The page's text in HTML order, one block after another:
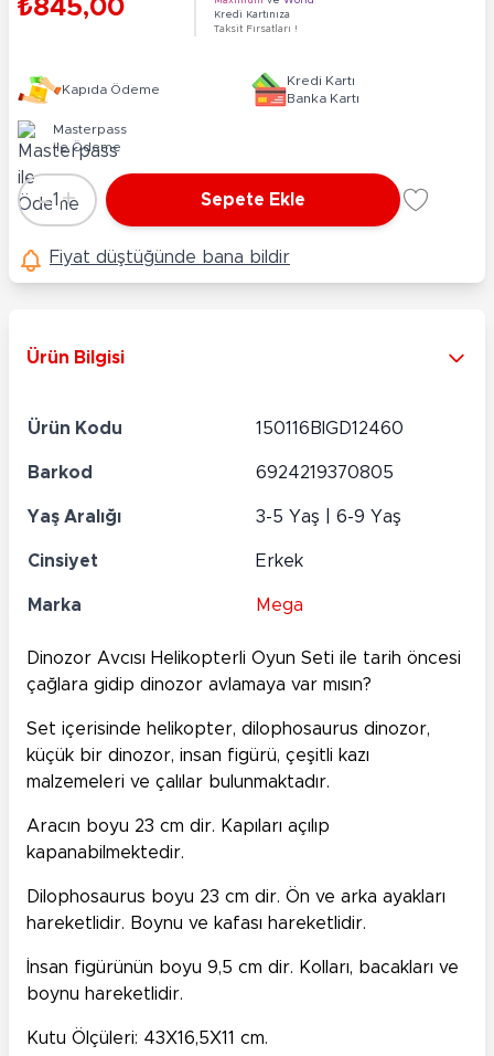
₺845,00
Kredi Kartınıza
Taksit Fırsatları !
Kapıda Ödeme
Kredi Kartı
Banka Kartı
Masterpass
ile Ödeme
Adet
-1 + Sepete Ekle
Fiyat düştüğünde bana bildir
Ürün Bilgisi
Ürün Kodu 150116BIGD12460
Barkod 6924219370805
Yaş Aralığı 3-5 Yaş | 6-9 Yaş
Cinsiyet Erkek
Marka Mega
Dinozor Avcısı Helikopterli Oyun Seti ile tarih öncesi
çağlara gidip dinozor avlamaya var mısın?
Set içerisinde helikopter, dilophosaurus dinozor,
küçük bir dinozor, insan figürü, çeşitli kazı
malzemeleri ve çalılar bulunmaktadır.
Aracın boyu 23 cm dir. Kapıları açılıp
kapanabilmektedir.
Dilophosaurus boyu 23 cm dir. Ön ve arka ayakları
hareketlidir. Boynu ve kafası hareketlidir.
İnsan figürünün boyu 9,5 cm dir. Kolları, bacakları ve
boynu hareketlidir.
Kutu Ölçüleri: 43X16,5X11 cm.